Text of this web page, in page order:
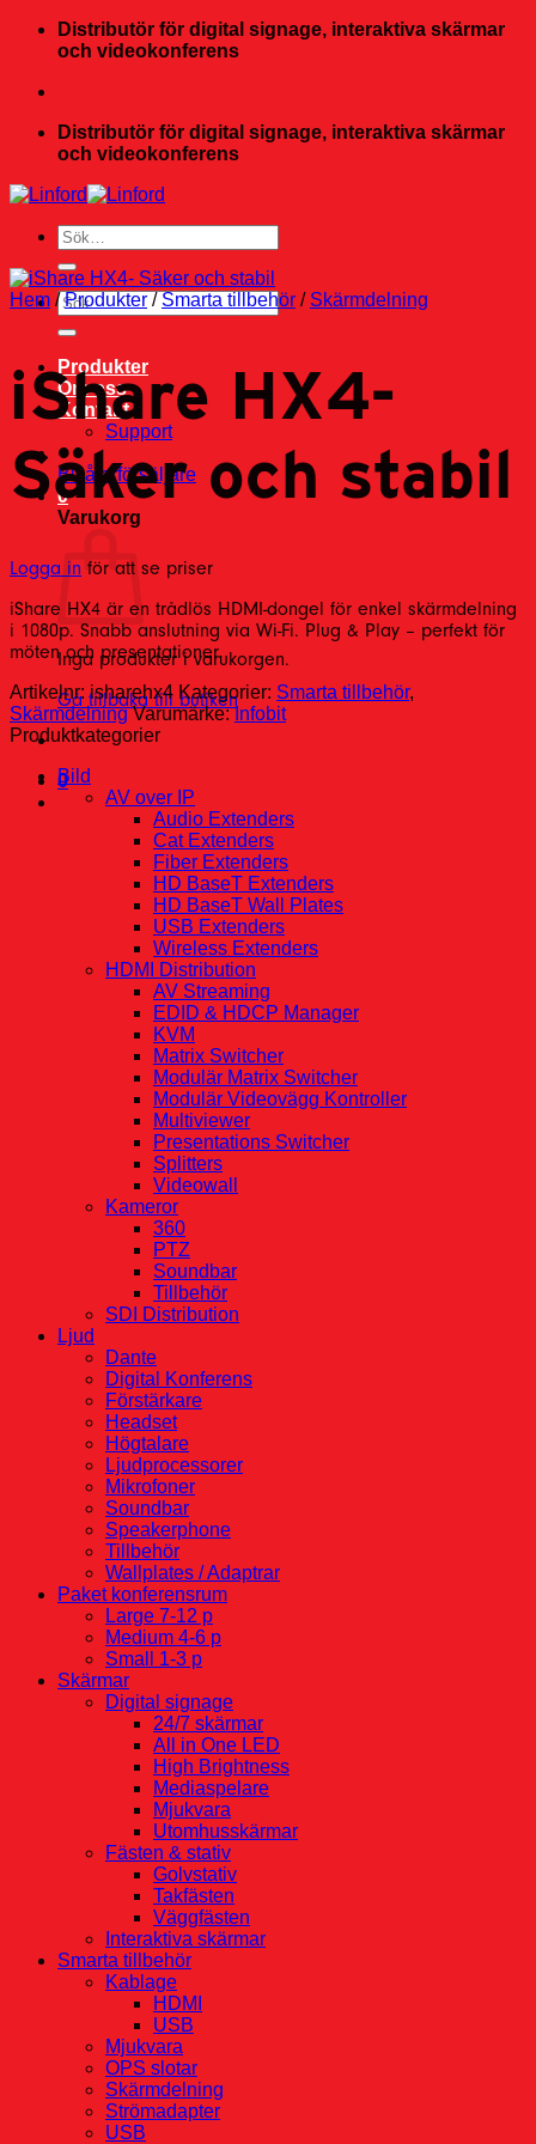
Skip
Distributör för digital signage, interaktiva skärmar
och videokonferens
Distributör för digital signage, interaktiva skärmar
och videokonferens
Sök
efter:
Sök
efter:
Produkter
Om oss
Kontakt
Support
Bli återförsäljare
0
Varukorg
Inga produkter i varukorgen.
Gå tillbaka till butiken
0
Hem / Produkter / Smarta tillbehör / Skärmdelning
iShare HX4-
Säker och stabil
Logga in för att se priser
iShare HX4 är en trådlös HDMI-dongel för enkel skärmdelning
i 1080p. Snabb anslutning via Wi-Fi. Plug & Play – perfekt för
möten och presentationer.
Artikelnr:isharehx4 Kategorier: Smarta tillbehör,
Skärmdelning Varumärke:Infobit
Produktkategorier
Bild
AV over IP
Audio Extenders
Cat Extenders
Fiber Extenders
HD BaseT Extenders
HD BaseT Wall Plates
USB Extenders
Wireless Extenders
HDMI Distribution
AV Streaming
EDID & HDCP Manager
KVM
Matrix Switcher
Modulär Matrix Switcher
Modulär Videovägg Kontroller
Multiviewer
Presentations Switcher
Splitters
Videowall
Kameror
360
PTZ
Soundbar
Tillbehör
SDI Distribution
Ljud
Dante
Digital Konferens
Förstärkare
Headset
Högtalare
Ljudprocessorer
Mikrofoner
Soundbar
Speakerphone
Tillbehör
Wallplates / Adaptrar
Paket konferensrum
Large 7-12 p
Medium 4-6 p
Small 1-3 p
Skärmar
Digital signage
24/7 skärmar
All in One LED
High Brightness
Mediaspelare
Mjukvara
Utomhusskärmar
Fästen & stativ
Golvstativ
Takfästen
Väggfästen
Interaktiva skärmar
Smarta tillbehör
Kablage
HDMI
USB
Mjukvara
OPS slotar
Skärmdelning
Strömadapter
USB